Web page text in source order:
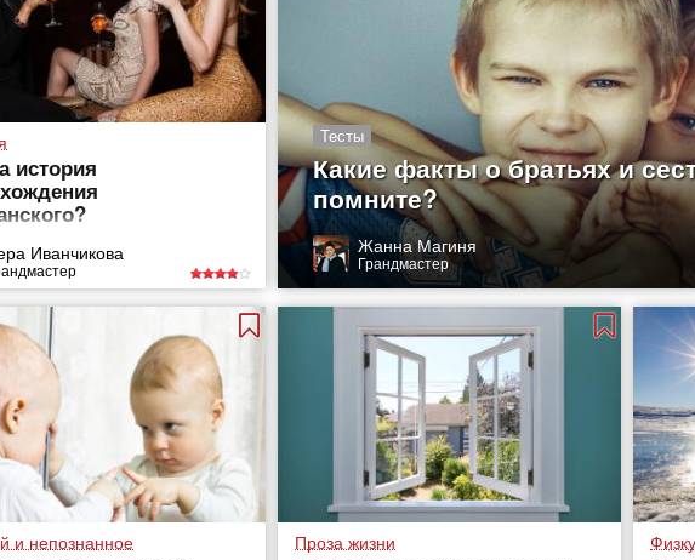
история
Иванчикова
Тесты
Какие факты о братьях и
помните?
Жанна Магиня
Грандмастер
и непознанное Проза жизни